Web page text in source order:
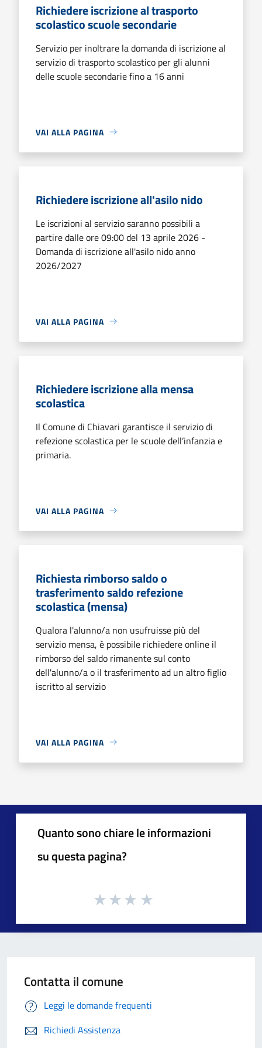
Richiedere iscrizione al trasporto
scolastico scuole secondarie
Servizio per inoltrare la domanda di iscrizione al
servizio di trasporto scolastico per gli alunni
delle scuole secondarie fino a 16 anni
VAI ALLA PAGINA
Richiedere iscrizione all'asilo nido
Le iscrizioni al servizio saranno possibili a
partire dalle ore 09:00 del 13 aprile 2026 -
Domanda di iscrizione all'asilo nido anno
2026/2027
VAI ALLA PAGINA
Richiedere iscrizione alla mensa
scolastica
Il Comune di Chiavari garantisce il servizio di
refezione scolastica per le scuole dell’infanzia e
primaria.
VAI ALLA PAGINA
Richiesta rimborso saldo o
trasferimento saldo refezione
scolastica (mensa)
Qualora l'alunno/a non usufruisse più del
servizio mensa, è possibile richiedere online il
rimborso del saldo rimanente sul conto
dell'alunno/a o il trasferimento ad un altro figlio
iscritto al servizio
VAI ALLA PAGINA
Quanto sono chiare le informazioni
su questa pagina?
Contatta il comune
Leggi le domande frequenti
Richiedi Assistenza